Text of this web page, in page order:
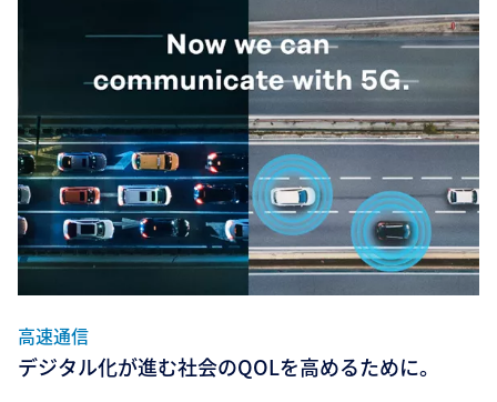
高速通信
デジタル化が進む社会のQOLを高めるために。